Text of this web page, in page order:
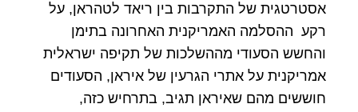
אסטרטגית של התקרבות בין ריאד לטהראן, על
רקע ההסלמה האמריקנית האחרונה בתימן
והחשש הסעודי מההשלכות של תקיפה ישראלית
אמריקנית על אתרי הגרעין של איראן, הסעודים
חוששים מהם שאיראן תגיב, בתרחיש כזה,